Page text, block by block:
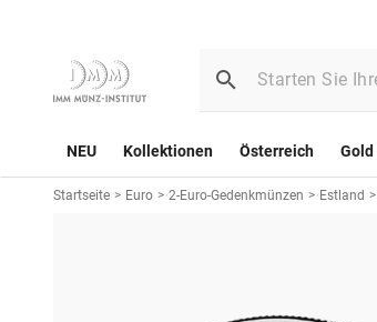
NEU Kollektionen Österreich Gold
Startseite > Euro > 2-Euro-Gedenkmünzen > Estland >